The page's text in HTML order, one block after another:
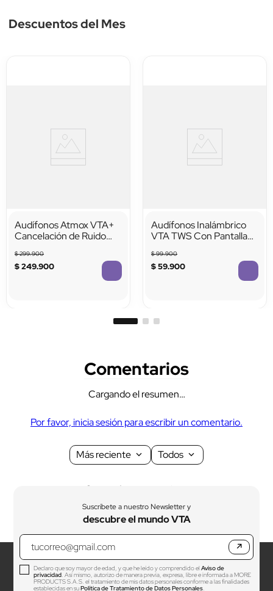
Descuentos del Mes
Audífonos Atmox VTA+
Cancelación de Ruido
$299.900
$249.900
Audífonos Inalámbrico
VTA TWS Con Pantalla
Stick Negro
$99.900
$59.900
Comentarios
Cargando el resumen…
Por favor, inicia sesión para escribir un comentario.
Más reciente Todos
Cargando comentarios…
Suscríbete a nuestro Newsletter y
descubre el mundo VTA
↗
Declaro que soy mayor de edad, y que he leído y comprendido elAviso de
privacidad. Así mismo, autorizo de manera previa, expresa, libre e informada a MORE
PRODUCTS S.A.S. el tratamiento de mis datos personales conforme a las finalidades
establecidas en suPolítica de Tratamiento de Datos Personales.